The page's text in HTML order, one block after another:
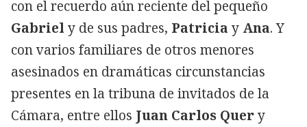
con el recuerdo aún reciente del pequeño
Gabriel y de sus padres, Patricia y Ana. Y
con varios familiares de otros menores
asesinados en dramáticas circunstancias
presentes en la tribuna de invitados de la
Cámara, entre ellos Juan Carlos Query